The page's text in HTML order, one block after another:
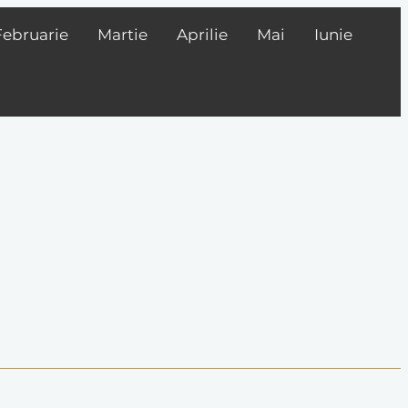
Martie Aprilie Mai Iunie